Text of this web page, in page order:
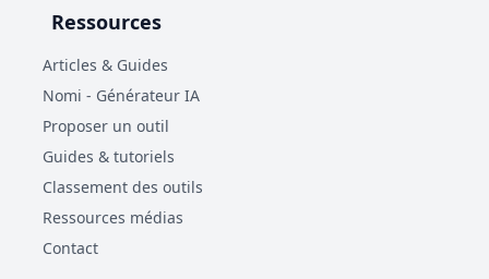
Ressources
Articles & Guides
Nomi - Générateur IA
Proposer un outil
Guides & tutoriels
Classement des outils
Ressources médias
Contact